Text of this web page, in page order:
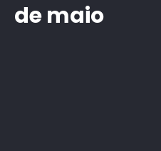
de maio